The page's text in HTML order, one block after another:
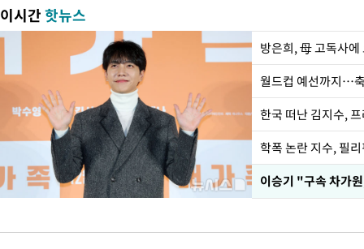
이시간핫뉴스
방은희, 母 고독사
월드컵 예선까지…
한국 떠난 김지수,
학폭 논란 지수, 필
이승기 "구속 차가